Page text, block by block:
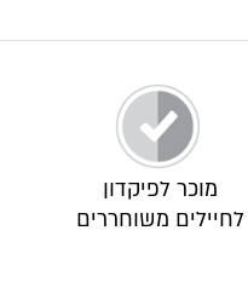
מוכר לפיקדון
לחיילים משוחררים